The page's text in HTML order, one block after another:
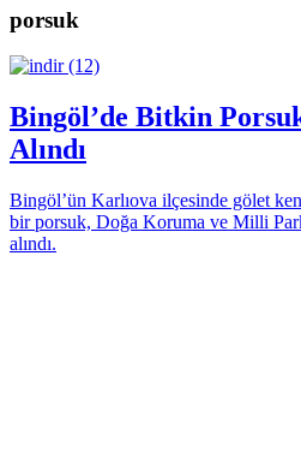
porsuk
Bingöl’de Bitkin
Alındı
Bingöl’ün Karlıova ilçesinde gölet
bir porsuk, Doğa Koruma ve Milli
alındı.